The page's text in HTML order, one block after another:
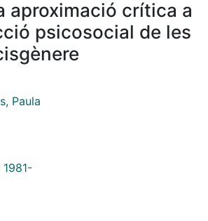
aproximació crítica a
psicosocial de les
Paula